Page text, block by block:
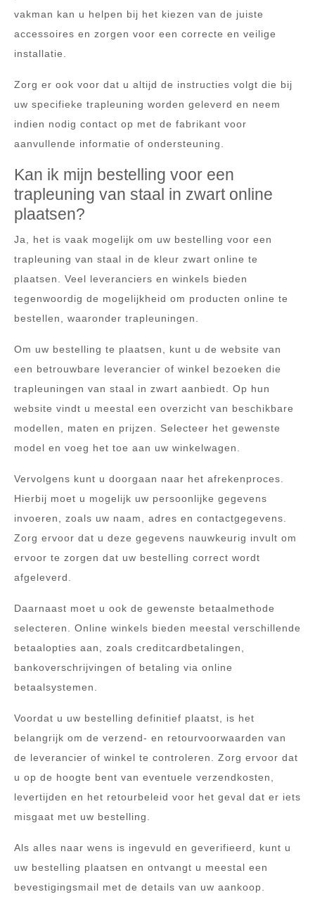
vakman kan u helpen bij het kiezen van de juiste
accessoires en zorgen voor een correcte en veilige
installatie.
Zorg er ook voor dat u altijd de instructies volgt die bij
uw specifieke trapleuning worden geleverd en neem
indien nodig contact op met de fabrikant voor
aanvullende informatie of ondersteuning.
Kan ik mijn bestelling voor een
trapleuning van staal in zwart online
plaatsen?
Ja, het is vaak mogelijk om uw bestelling voor een
trapleuning van staal in de kleur zwart online te
plaatsen. Veel leveranciers en winkels bieden
tegenwoordig de mogelijkheid om producten online te
bestellen, waaronder trapleuningen.
Om uw bestelling te plaatsen, kunt u de website van
een betrouwbare leverancier of winkel bezoeken die
trapleuningen van staal in zwart aanbiedt. Op hun
website vindt u meestal een overzicht van beschikbare
modellen, maten en prijzen. Selecteer het gewenste
model en voeg het toe aan uw winkelwagen.
Vervolgens kunt u doorgaan naar het afrekenproces.
Hierbij moet u mogelijk uw persoonlijke gegevens
invoeren, zoals uw naam, adres en contactgegevens.
Zorg ervoor dat u deze gegevens nauwkeurig invult om
ervoor te zorgen dat uw bestelling correct wordt
afgeleverd.
Daarnaast moet u ook de gewenste betaalmethode
selecteren. Online winkels bieden meestal verschillende
betaalopties aan, zoals creditcardbetalingen,
bankoverschrijvingen of betaling via online
betaalsystemen.
Voordat u uw bestelling definitief plaatst, is het
belangrijk om de verzend- en retourvoorwaarden van
de leverancier of winkel te controleren. Zorg ervoor dat
u op de hoogte bent van eventuele verzendkosten,
levertijden en het retourbeleid voor het geval dat er iets
misgaat met uw bestelling.
Als alles naar wens is ingevuld en geverifieerd, kunt u
uw bestelling plaatsen en ontvangt u meestal een
bevestigingsmail met de details van uw aankoop.